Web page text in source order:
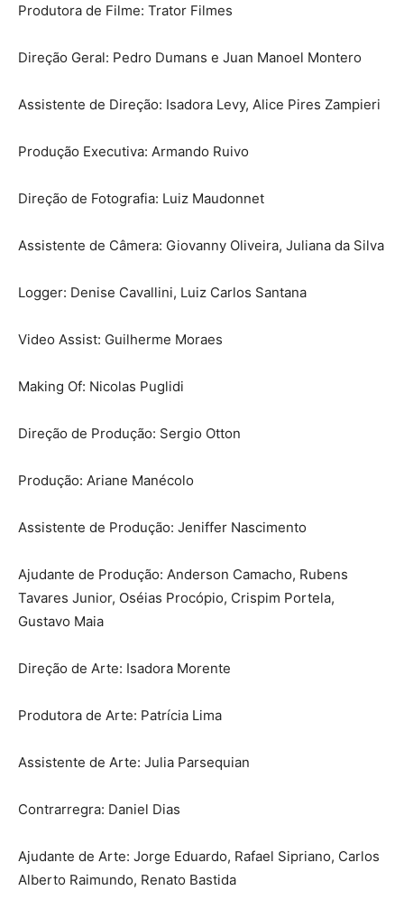
Produtora de Filme: Trator Filmes
Direção Geral: Pedro Dumans e Juan Manoel Montero
Assistente de Direção: Isadora Levy, Alice Pires Zampieri
Produção Executiva: Armando Ruivo
Direção de Fotografia: Luiz Maudonnet
Assistente de Câmera: Giovanny Oliveira, Juliana da Silva
Logger: Denise Cavallini, Luiz Carlos Santana
Video Assist: Guilherme Moraes
Making Of: Nicolas Puglidi
Direção de Produção: Sergio Otton
Produção: Ariane Manécolo
Assistente de Produção: Jeniffer Nascimento
Ajudante de Produção: Anderson Camacho, Rubens
Tavares Junior, Oséias Procópio, Crispim Portela,
Gustavo Maia
Direção de Arte: Isadora Morente
Produtora de Arte: Patrícia Lima
Assistente de Arte: Julia Parsequian
Contrarregra: Daniel Dias
Ajudante de Arte: Jorge Eduardo, Rafael Sipriano, Carlos
Alberto Raimundo, Renato Bastida